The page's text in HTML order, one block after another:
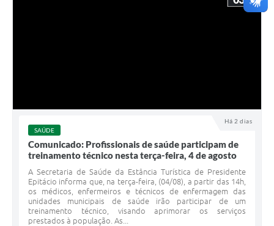
Há 2 dias
SAÚDE
Comunicado: Profissionais de saúde participam de
treinamento técnico nesta terça-feira, 4 de agosto
A Secretaria de Saúde da Estância Turística de Presidente
Epitácio informa que, na terça-feira, (04/08), a partir das 14h,
os médicos, enfermeiros e técnicos de enfermagem das
unidades municipais de saúde irão participar de um
treinamento técnico, visando aprimorar os serviços
prestados à população. As...